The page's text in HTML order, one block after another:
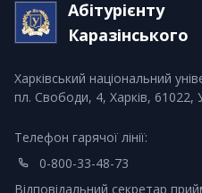
Абітурієнту
Каразінського
Харківський національний
пл. Свободи, 4, Харків, 61022,
Телефон гарячої лінії:
0-800-33-48-73
Відповідальний секретар